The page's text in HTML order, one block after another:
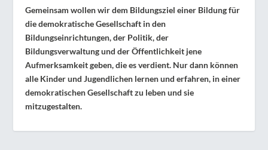
Gemeinsam wollen wir dem Bildungsziel einer Bildung für
die demokratische Gesellschaft in den
Bildungseinrichtungen, der Politik, der
Bildungsverwaltung und der Öffentlichkeit jene
Aufmerksamkeit geben, die es verdient. Nur dann können
alle Kinder und Jugendlichen lernen und erfahren, in einer
demokratischen Gesellschaft zu leben und sie
mitzugestalten.